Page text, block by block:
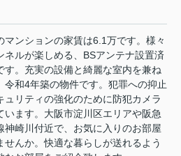
マンションの家賃は6.1万です。様々
ネルが楽しめる、BSアンテナ設置済
す。充実の設備と綺麗な室内を兼ね
令和4年築の物件です。犯罪への抑止
ュリティの強化のために防犯カメラ
います。大阪市淀川区エリアや阪急
神崎川付近で、お気に入りのお部屋
せんか。快適な暮らしが送れるよう